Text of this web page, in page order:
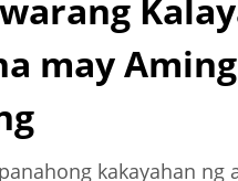
Sentro Ng
Gantry
Industriya Ng
Molds
may
kakayahan ng